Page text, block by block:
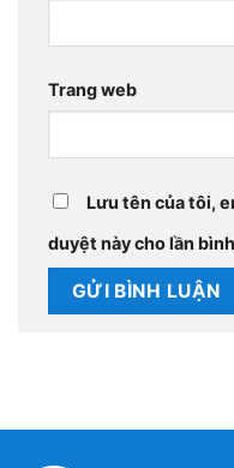
Trang web
Lưu tên của tôi,
duyệt này cho lần